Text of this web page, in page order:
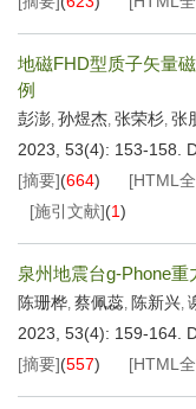
地磁FHD型质子矢量
例
彭澎, 孙煜杰, 张荣杉, 张
2023, 53(4): 153-158.
[摘要](664) [HTML
[施引文献](1)
泉州地震台g-Phone
陈珊桦, 蔡佩蕊, 陈新兴,
2023, 53(4): 159-164.
[摘要](557) [HTML